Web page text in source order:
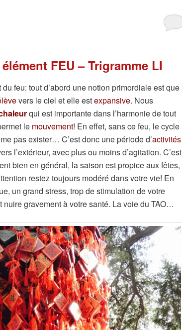
FEU – Trigramme LI
feu: tout d’abord une notion primordiale est que
vers le ciel et elle estexpansive. Nous
qui est importante dans l’harmonie de tout
le mouvement! En effet, sans ce feu, le cycle
pas exister… C’est donc une période d’activités
l’extérieur, avec plus ou moins d’agitation. C’est
bien en général, la saison est propice aux fêtes,
restez toujours modéré dans votre vie! En
un grand stress, trop de stimulation de votre
gravement à votre santé. La voie du TAO…